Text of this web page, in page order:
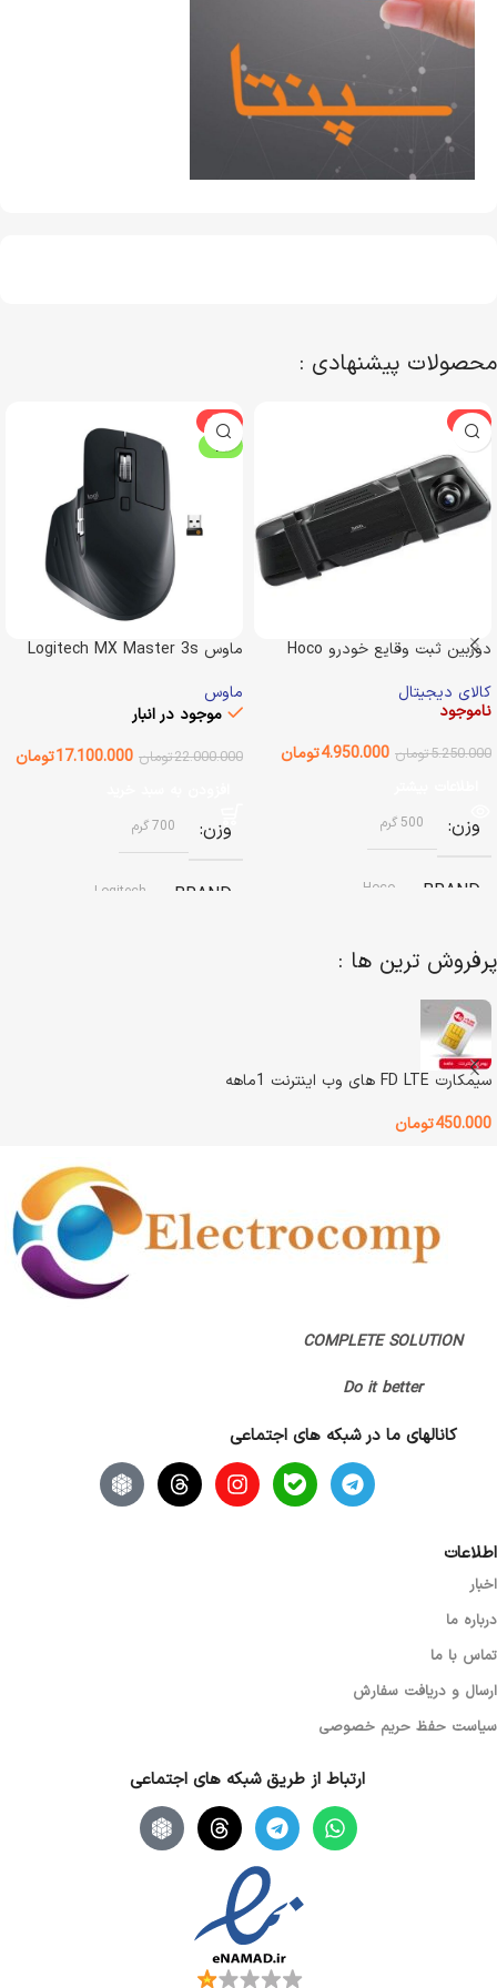
محصولات پیشنهادی :
-6%
دوربین ثبت وقایع خودرو Hoco
کالای دیجیتال
ناموجود
5.250.000تومان 4.950.000تومان
وزن 500 گرم
BRAND
Hoco
وضعیت کالا آکبند
نوع طراحی
قابل نصب روی آینه خودرو
اصالت کالا
-22%
ویژه
ماوس Logitech MX Master 3s
ماوس
موجود در انبار
22.000.000تومان 17.100.000تومان
وزن 700 گرم
BRAND
Logitech
رنگ
نوع اتصال بلوتوث / دانگل
اصالت کالا
پرفروش ترین ها :
سیمکارت FD LTE های وب اینترنت 1ماهه
450.000تومان
COMPLETE SOLUTION
Do it better
کانالهای ما در شبکه های اجتماعی
اطلاعات
اخبار
درباره ما
تماس با ما
ارسال و دریافت سفارش
سیاست حفظ حریم خصوصی
ارتباط از طریق شبکه های اجتماعی